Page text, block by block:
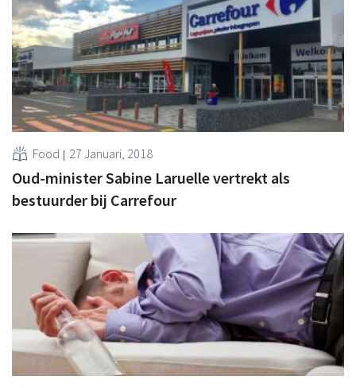
Food 27 Januari, 2018
Oud-minister Sabine Laruelle vertrekt als
bestuurder bij Carrefour